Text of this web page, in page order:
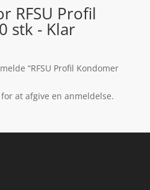
RFSU Profil
stk - Klar
“RFSU Profil Kondomer
for at afgive en anmeldelse.